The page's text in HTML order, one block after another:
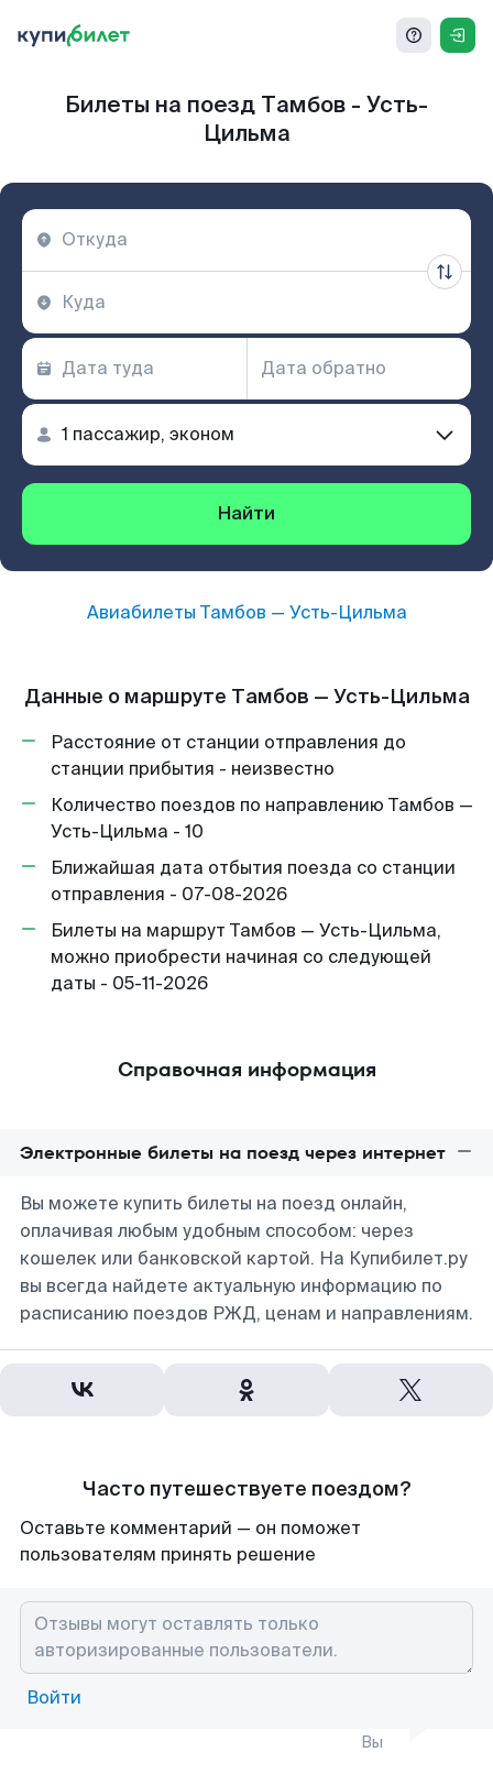
Билеты на поезд Тамбов - Усть-
Цильма
Найти
Авиабилеты Тамбов — Усть-Цильма
Данные о маршруте Тамбов — Усть-Цильма
Расстояние от станции отправления до
станции прибытия - неизвестно
Количество поездов по направлению Тамбов —
Усть-Цильма - 10
Ближайшая дата отбытия поезда со станции
отправления - 07-08-2026
Билеты на маршрут Тамбов — Усть-Цильма,
можно приобрести начиная со следующей
даты - 05-11-2026
Справочная информация
Электронные билеты на поезд через интернет
Вы можете купить билеты на поезд онлайн,
оплачивая любым удобным способом: через
кошелек или банковской картой. На Купибилет.ру
вы всегда найдете актуальную информацию по
расписанию поездов РЖД, ценам и направлениям.
Часто путешествуете поездом?
Оставьте комментарий — он поможет
пользователям принять решение
Войти
Вы